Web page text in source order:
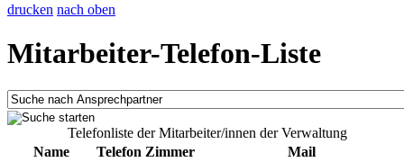
drucken nach oben
Mitarbeiter-Telefon-Liste
Telefonliste der Mitarbeiter/innen der Verwaltung
Name
Telefon Zimmer
Mail